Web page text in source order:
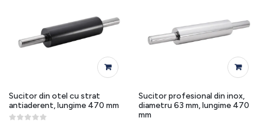
Sucitor din otel cu strat
antiaderent, lungime 470 mm
Sucitor profesional din inox,
diametru 63 mm, lungime 470
mm